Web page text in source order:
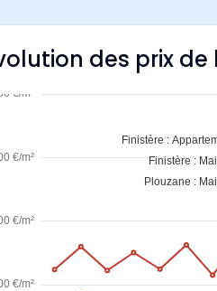
des prix